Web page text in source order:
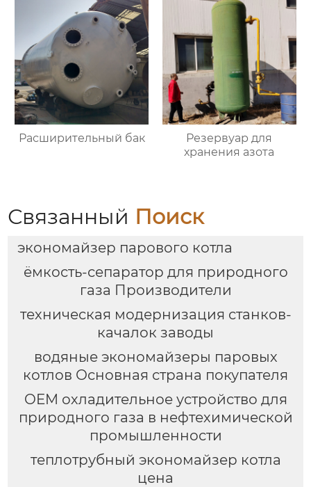
Расширительный бак
Резервуар для
хранения азота
Связанный Поиск
экономайзер парового котла
ёмкость-сепаратор для природного
газа Производители
техническая модернизация станков-
качалок заводы
водяные экономайзеры паровых
котлов Основная страна покупателя
OEM охладительное устройство для
природного газа в нефтехимической
промышленности
теплотрубный экономайзер котла
цена